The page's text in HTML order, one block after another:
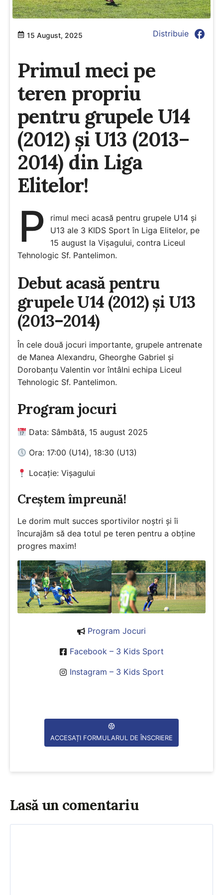
15 August, 2025 Distribuie facebook
Primul meci pe
teren propriu
pentru grupele U14
(2012) și U13 (2013–
2014) din Liga
Elitelor!
P
rimul meci acasă pentru grupele U14 și
U13 ale 3 KIDS Sport în Liga Elitelor, pe
15 august la Vișagului, contra Liceul
Tehnologic Sf. Pantelimon.
Debut acasă pentru
grupele U14 (2012) și U13
(2013–2014)
În cele două jocuri importante, grupele antrenate
de Manea Alexandru, Gheorghe Gabriel și
Dorobanțu Valentin vor întâlni echipa Liceul
Tehnologic Sf. Pantelimon.
Program jocuri
Data: Sâmbătă, 15 august 2025
Ora: 17:00 (U14), 18:30 (U13)
Locație: Vișagului
Creștem împreună!
Le dorim mult succes sportivilor noștri și îi
încurajăm să dea totul pe teren pentru a obține
progres maxim!
Program Jocuri
Facebook – 3 Kids Sport
Instagram – 3 Kids Sport
ACCESAȚI FORMULARUL DE ÎNSCRIERE
Lasă un comentariu